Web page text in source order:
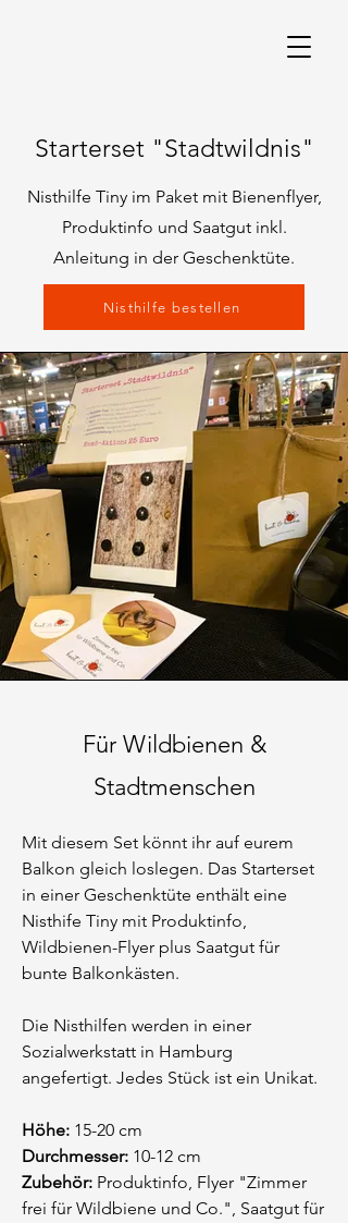
Starterset "Stadtwildnis"
Nisthilfe Tiny im Paket mit Bienenflyer,
Produktinfo und Saatgut inkl.
Anleitung in der Geschenktüte.
Nisthilfe bestellen
Für Wildbienen &
Stadtmenschen
Mit diesem Set könnt ihr auf eurem
Balkon gleich loslegen. Das Starterset
in einer Geschenktüte enthält eine
Nisthife Tiny mit Produktinfo,
Wildbienen-Flyer plus Saatgut für
bunte Balkonkästen.
Die Nisthilfen werden in einer
Sozialwerkstatt in Hamburg
angefertigt. Jedes Stück ist ein Unikat.
Höhe: 15-20 cm
Durchmesser: 10-12 cm
Zubehör: Produktinfo, Flyer "Zimmer
frei für Wildbiene und Co.", Saatgut für